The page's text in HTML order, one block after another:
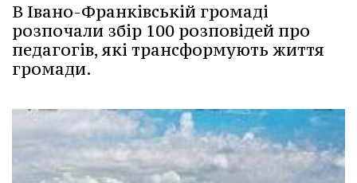
В Івано-Франківській громаді
розпочали збір 100 розповідей про
педагогів, які трансформують життя
громади.